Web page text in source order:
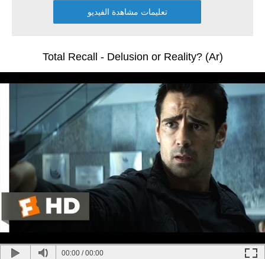
تعليمات مشاهدة الفيديو
Total Recall - Delusion or Reality? (Ar)
00:00 /00:00